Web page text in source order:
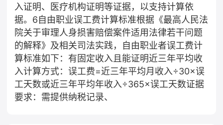
入证明、医疗机构证明等证据，以支持计算依
据。6自由职业误工费计算标准根据《最高人民法
院关于审理人身损害赔偿案件适用法律若干问题
的解释》及相关司法实践，自由职业者误工费计
算标准如下：有固定收入且能证明近三年平均收
入计算方式：误工费=近三年平均月收入÷30×误
工天数或近三年平均年收入÷365×误工天数证据
要求：需提供纳税记录、